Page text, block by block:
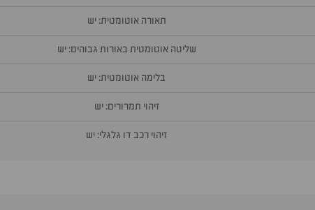
תאורה אוטומטית: יש
שליטה אוטומטית באורות גבוהים: יש
בלימה אוטומטית: יש
זיהוי תמרורים: יש
זיהוי רכב דו גלגלי: יש